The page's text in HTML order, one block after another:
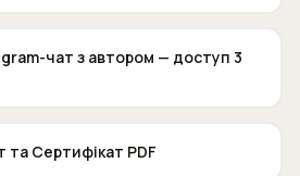
чат з автором — доступ 3
та Сертифікат PDF